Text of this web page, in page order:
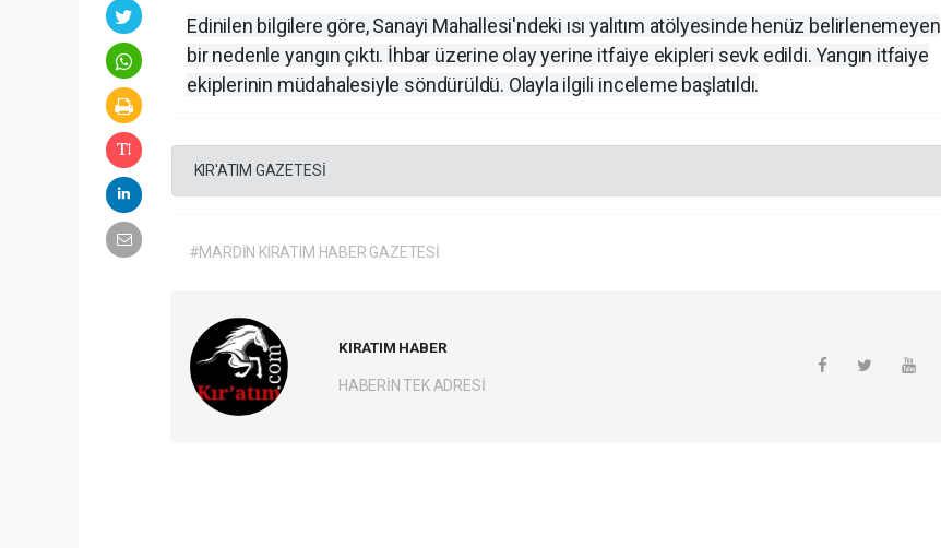
Edinilen bilgilere göre, Sanayi Mahallesi'ndeki ısı yalıtım atölyesinde henüz belirlenemeyen
bir nedenle yangın çıktı. İhbar üzerine olay yerine itfaiye ekipleri sevk edildi. Yangın itfaiye
ekiplerinin müdahalesiyle söndürüldü. Olayla ilgili inceleme başlatıldı.
KIR'ATIM GAZETESİ
#MARDİN KIRATIM HABER GAZETESİ
KIRATIM HABER
HABERİN TEK ADRESİ